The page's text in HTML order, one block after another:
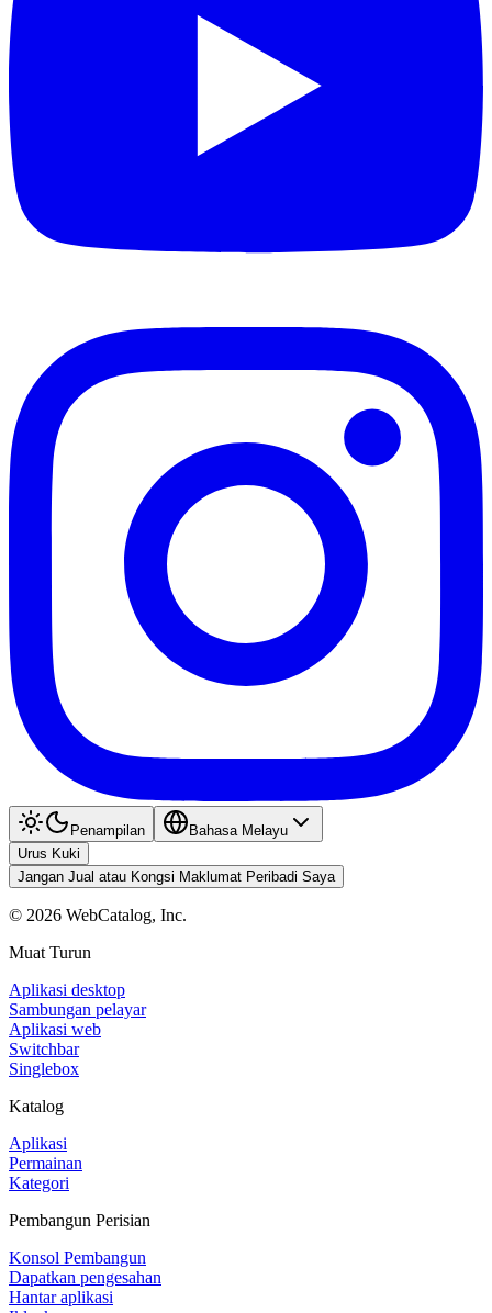
Penampilan
Bahasa Melayu
Urus Kuki
Jangan Jual atau Kongsi Maklumat Peribadi Saya
© 2026 WebCatalog, Inc.
Muat Turun
Aplikasi desktop
Sambungan pelayar
Aplikasi web
Switchbar
Singlebox
Katalog
Aplikasi
Permainan
Kategori
Pembangun Perisian
Konsol Pembangun
Dapatkan pengesahan
Hantar aplikasi